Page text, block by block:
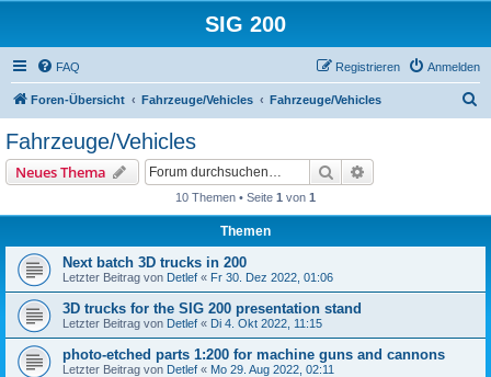
SIG 200
FAQ Anmelden
Registrieren
Foren-Übersicht Fahrzeuge/Vehicles Fahrzeuge/Vehicles
Fahrzeuge/Vehicles
Neues Thema Suche
10 Themen • Seite 1 von 1
Themen
Next batch 3D trucks in 200
Letzter Beitrag von Detlef « Fr 30. Dez 2022, 01:06
3D trucks for the SIG 200 presentation stand
Letzter Beitrag von Detlef « Di 4. Okt 2022, 11:15
photo-etched parts 1:200 for machine guns and cannons
Letzter Beitrag von Detlef « Mo 29. Aug 2022, 02:11